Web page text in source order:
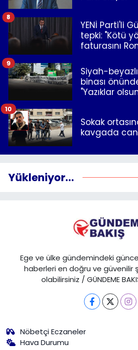
YENİ Parti'li
tepki: "Kötü
faturasını
8
Siyah-
binası
"Yazıklar
9
Sokak
kavgada
10
Yükleniyor...
Ege ve ülke gündemindeki
haberleri en doğru ve güvenilir
olabilirsiniz / GÜNDEME
Nöbetçi Eczaneler
Hava Durumu